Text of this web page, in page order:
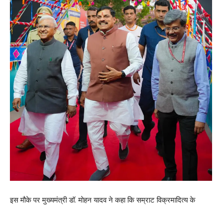
इस मौके पर मुख्यमंत्री डॉ. मोहन यादव ने कहा कि सम्राट विक्रमादित्य के